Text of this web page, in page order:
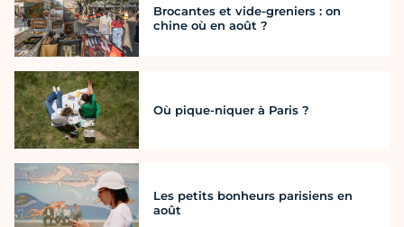
Brocantes et vide-greniers : on
chine où en août ?
Où pique-niquer à Paris ?
Les petits bonheurs parisiens en
août